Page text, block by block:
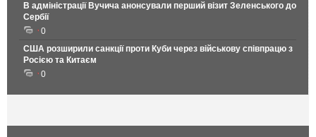
В адміністрації Вучича анонсували перший візит Зеленського до
Сербії
0
США розширили санкції проти Куби через військову співпрацю з
Росією та Китаєм
0